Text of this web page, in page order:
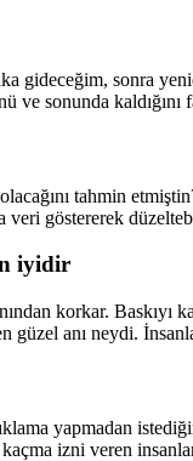
sonra
kaldığını
tahmin
göstererek
iyidir
korkar.
güzel anı neydi.
yapmadan
izni veren